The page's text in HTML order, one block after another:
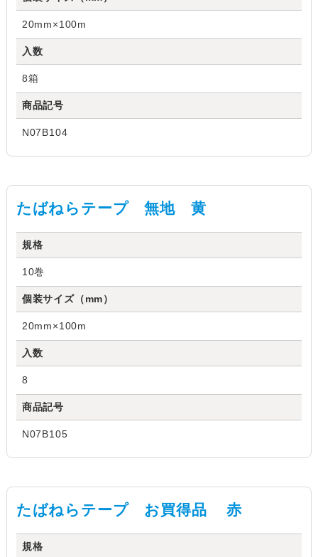
20mm×100m
入数
8箱
商品記号
N07B104
たばねらテープ 無地 黄
規格
10巻
個装サイズ（mm）
20mm×100m
入数
8
商品記号
N07B105
たばねらテープ お買得品 赤
規格